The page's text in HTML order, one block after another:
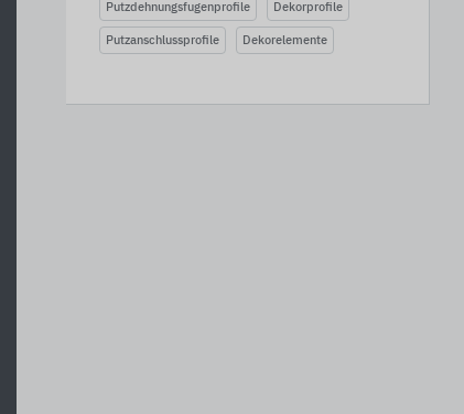
Putzdehnungsfugenprofile Dekorprofile
Putzanschlussprofile Dekorelemente